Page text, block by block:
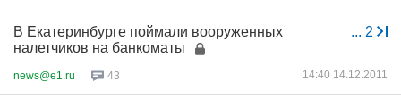
... 2
В Екатеринбурге поймали вооруженных
налетчиков на банкоматы
news@e1.ru 43 14:40 14.12.2011